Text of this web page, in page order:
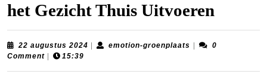
het Gezicht Thuis Uitvoeren
22 augustus 2024 22
emotion-groenplaats emotion-
0
Comment
15:39